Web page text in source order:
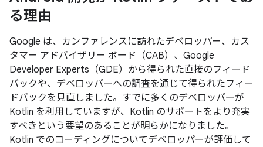
る理由
Google は、カンファレンスに訪れたデベロッパー、カス
タマー アドバイザリー ボード（CAB）、Google
Developer Experts（GDE）から得られた直接のフィード
バックや、デベロッパーへの調査を通じて得られたフィー
ドバックを見直しました。すでに多くのデベロッパーが
Kotlin を利用していますが、Kotlin のサポートをより充実
すべきという要望のあることが明らかになりました。
Kotlin でのコーディングについてデベロッパーが評価して